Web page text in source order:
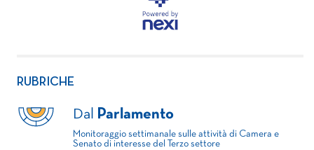
RUBRICHE
Dal Parlamento
Monitoraggio settimanale sulle attività di Camera e
Senato di interesse del Terzo settore